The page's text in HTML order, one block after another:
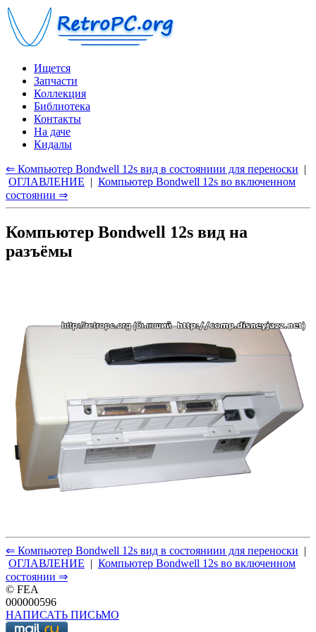
Ищется
Запчасти
Коллекция
Библиотека
Контакты
На даче
Кидалы
⇐ Компьютер Bondwell 12s вид в состояниии для переноски |
ОГЛАВЛЕНИЕ | Компьютер Bondwell 12s во включенном
состоянии ⇒
Компьютер Bondwell 12s вид на
разъёмы
⇐ Компьютер Bondwell 12s вид в состояниии для переноски |
ОГЛАВЛЕНИЕ | Компьютер Bondwell 12s во включенном
состоянии ⇒
© FEA
000000596
НАПИСАТЬ ПИСЬМО